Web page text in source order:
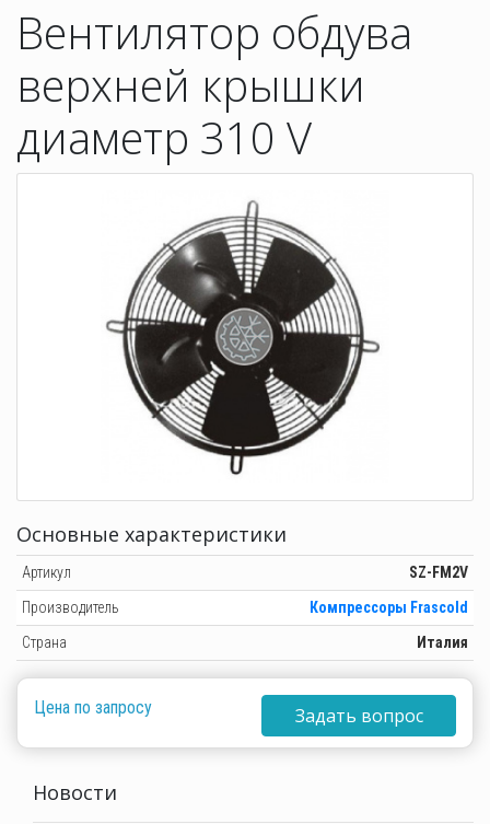
Вентилятор обдува
верхней крышки
диаметр 310 V
Основные характеристики
Артикул
SZ-FM2V
Производитель
Компрессоры Frascold
Страна
Италия
Цена по запросу Задать вопрос
Новости